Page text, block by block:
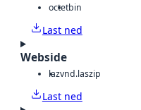
octetbin
Last ned
Webside
lazvnd.laszip
Last ned